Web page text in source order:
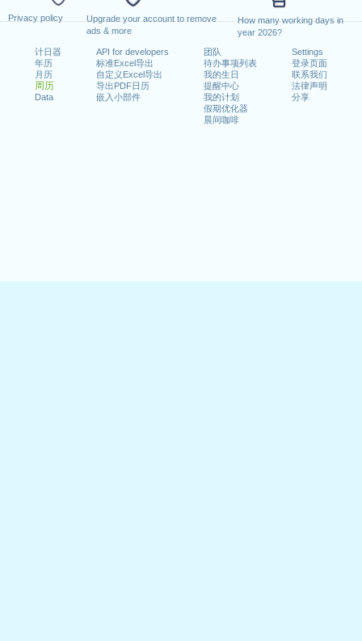
Privacy policy
Upgrade your account to remove
ads & more
How many working days in
year 2026?
计日器
年历
月历
周历
Data
API for developers
标准Excel导出
自定义Excel导出
导出PDF日历
嵌入小部件
团队
待办事项列表
我的生日
提醒中心
我的计划
假期优化器
晨间咖啡
Settings
登录页面
联系我们
法律声明
分享